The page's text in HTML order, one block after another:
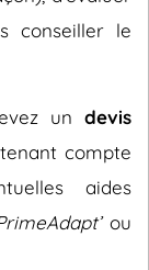
conseiller le
un devis
, tenant compte
aides
ou